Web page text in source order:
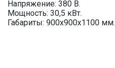
Напряжение: 380 В.
Мощность: 30,5 кВт.
Габариты: 900х900х1100 мм.